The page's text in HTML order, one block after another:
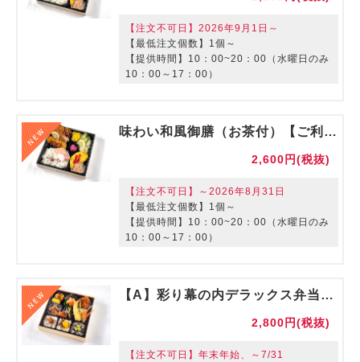
【注文不可日】2026年9月1日～
【最低注文個数】1個～
【提供時間】10：00~20：00（水曜日のみ
10：00～17：00）
味わい和風御膳（お茶付）【ご利用期間：9/1～】
2,600円(税抜)
【注文不可日】～2026年8月31日
【最低注文個数】1個～
【提供時間】10：00~20：00（水曜日のみ
10：00～17：00）
【A】彩り幕の内デラックス弁当（お茶付）【ご利用期間：8/1～】
2,800円(税抜)
【注文不可日】年末年始、～7/31